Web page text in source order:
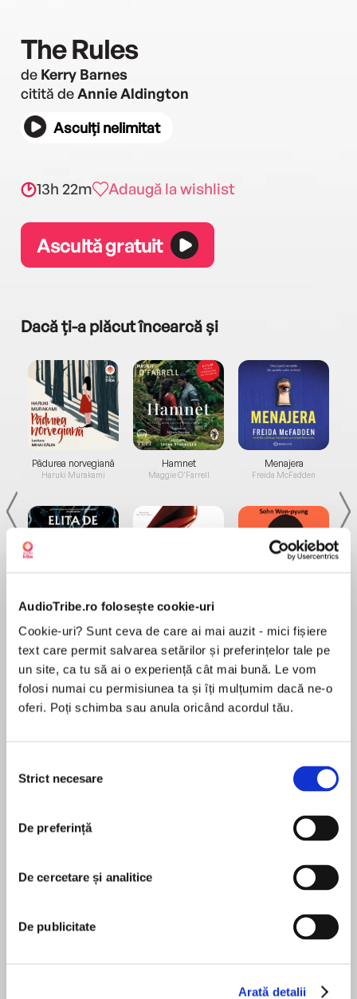
AudioTribe.ro folosește cookie-uri
Cookie-uri? Sunt ceva de care ai mai auzit - mici fișiere
text care permit salvarea setărilor și preferințelor tale pe
un site, ca tu să ai o experiență cât mai bună. Le vom
folosi numai cu permisiunea ta și îți mulțumim dacă ne-o
oferi. Poți schimba sau anula oricând acordul tău.
consimțământului
Strict necesare
De preferință
De cercetare și analitice
De publicitate
Arată detalii
The Rules
de Kerry Barnes
citită deAnnie Aldington
Asculți nelimitat
13h 22m Adaugă la wishlist
Ascultă gratuit
Dacă ți-a plăcut încearcă și
Pădurea norvegiană
Haruki Murakami
Elita de Argint (Elita
Hamnet
Maggie O'Farrell
Diavolul se îmbracă de
Menajera
Freida McFadden
Desprecarte
Do you live by the rules, or die by them?
Holed up in prison, Mike Regan is offered a deal
– his freedom in exchange for his firm taking
dangerous drug that has hit the streets. What
MAI MULT
pentru această carte